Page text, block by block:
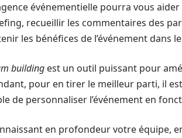
événementielle pourra vous
recueillir les commentaires des
les bénéfices de l’événement dans
building est un outil puissant pour
pour en tirer le meilleur parti, il
de personnaliser l’événement en
en profondeur votre équipe,